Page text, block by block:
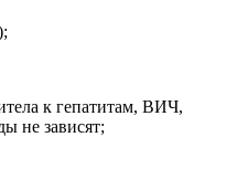
к гепатитам, ВИЧ,
не зависят;